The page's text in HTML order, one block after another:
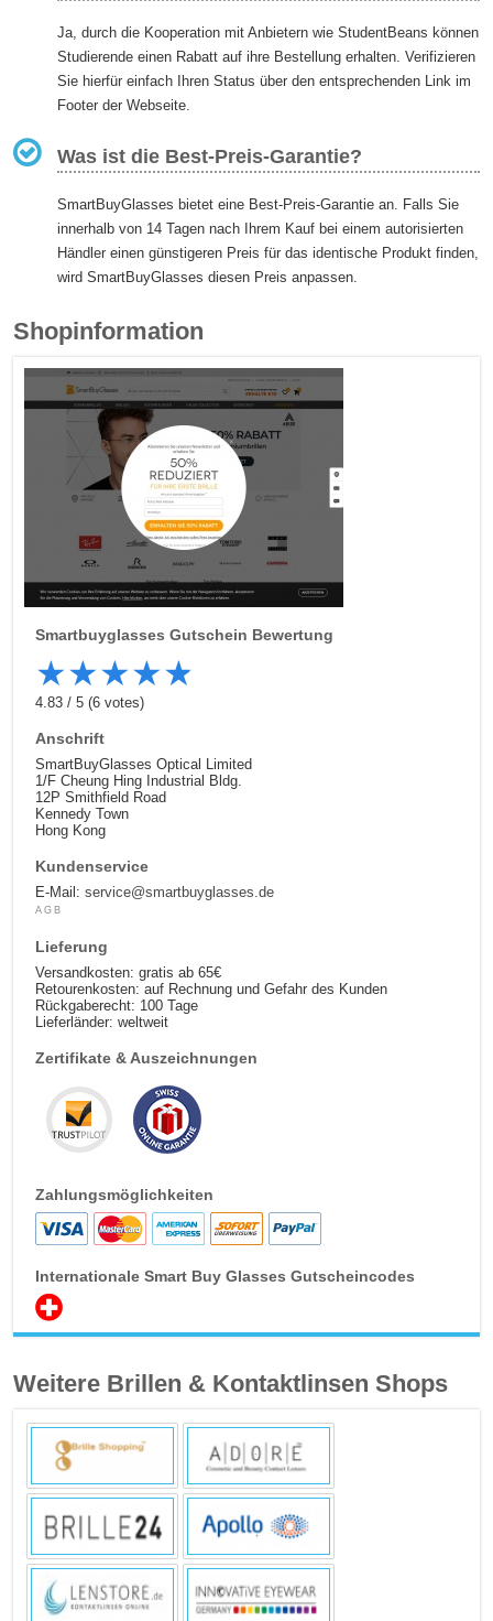
Ja, durch die Kooperation mit Anbietern wie StudentBeans können
Studierende einen Rabatt auf ihre Bestellung erhalten. Verifizieren
Sie hierfür einfach Ihren Status über den entsprechenden Link im
Footer der Webseite.
Was ist die Best-Preis-Garantie?
SmartBuyGlasses bietet eine Best-Preis-Garantie an. Falls Sie
innerhalb von 14 Tagen nach Ihrem Kauf bei einem autorisierten
Händler einen günstigeren Preis für das identische Produkt finden,
wird SmartBuyGlasses diesen Preis anpassen.
Shopinformation
Smartbuyglasses Gutschein Bewertung
★★★★★
4.83/5 (6 votes)
Anschrift
SmartBuyGlasses Optical Limited
1/F Cheung Hing Industrial Bldg.
12P Smithfield Road
Kennedy Town
Hong Kong
Kundenservice
E-Mail:service@smartbuyglasses.de
AGB
Lieferung
Versandkosten: gratis ab 65€
Retourenkosten: auf Rechnung und Gefahr des Kunden
Rückgaberecht: 100 Tage
Lieferländer: weltweit
Zertifikate & Auszeichnungen
Zahlungsmöglichkeiten
Internationale Smart Buy Glasses Gutscheincodes
Weitere Brillen & Kontaktlinsen Shops